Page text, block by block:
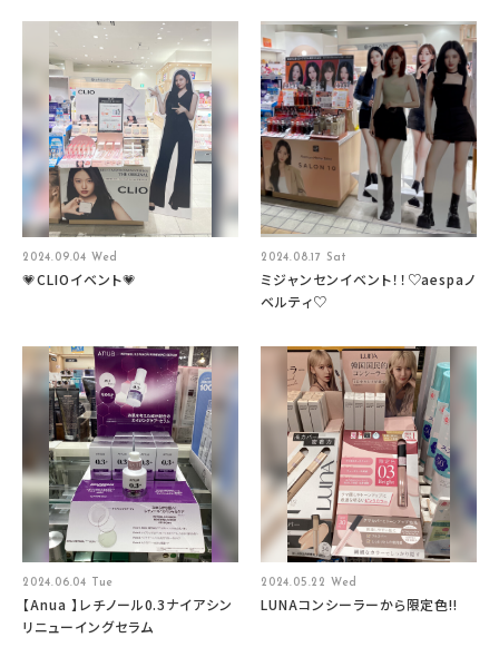
2024.09.04 Wed
💗CLIOイベント💗
2024.08.17 Sat
ミジャンセンイベント！！♡aespaノ
ベルティ♡
2024.06.04 Tue
【Anua 】レチノール0.3ナイアシン
リニューイングセラム
2024.05.22 Wed
LUNAコンシーラーから限定色‼︎